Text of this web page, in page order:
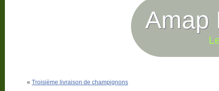
Amap
« Troisième livraison de champignons